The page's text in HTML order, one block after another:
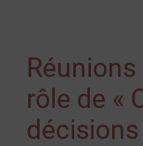
rôle de «
décisions